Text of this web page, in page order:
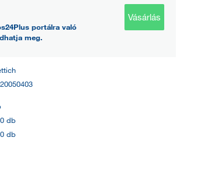
portálra való
meg.
Vásárlás
db
db